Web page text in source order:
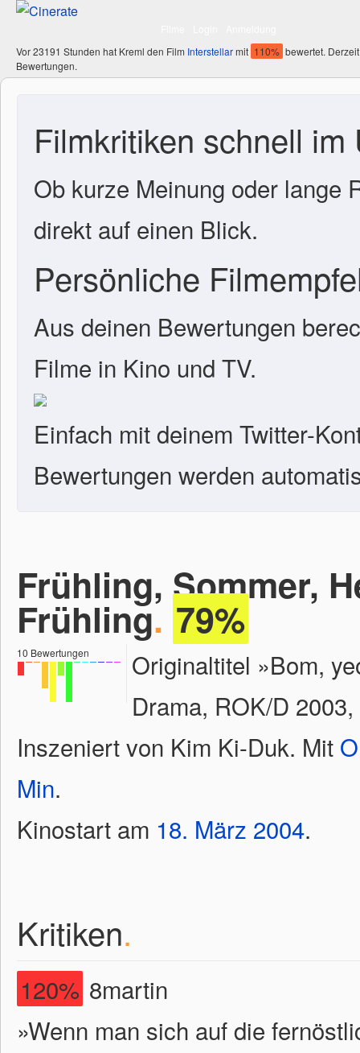
Vor 23191 Stunden hat Kreml den Film Interstellarmit 110% bewertet.
Bewertungen.
Filmkritiken schnell im
Ob kurze Meinung oder lange
direkt auf einen Blick.
Persönliche
Aus deinen Bewertungen
Filme in Kino und TV.
Einfach mit deinem Twitter-
Bewertungen werden
Frühling, Sommer,
Frühling. 79%
10 Bewertungen
Originaltitel »Bom,
Drama, ROK/D
Inszeniert von Kim Ki-Duk. Mit
Min.
Kinostart am 18. März 2004.
Kritiken.
120% 8martin
»Wenn man sich auf die